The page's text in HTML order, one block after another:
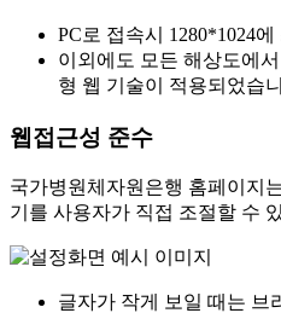
PC로 접속시 1280*1024
이외에도 모든 해상도에
형 웹 기술이 적용되었습
웹접근성 준수
국가병원체자원은행 홈페이지
기를 사용자가 직접 조절할 수
글자가 작게 보일 때는 브